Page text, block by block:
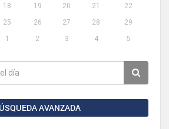
18 19 20 21
22
25 26 27 28
29
1 2 3 4 5
AVANZADA